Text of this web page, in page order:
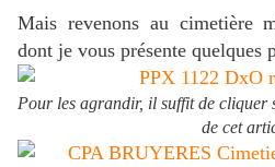
Mais revenons au cimetière
dont je vous présente quelques
Pour les agrandir, il suffit de cliquer
de cet